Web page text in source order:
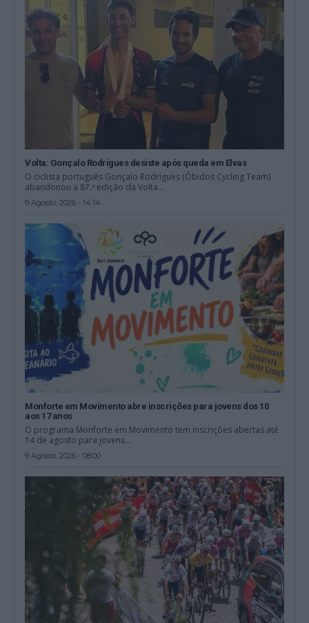
Volta: Gonçalo Rodrigues desiste após queda em Elvas
O ciclista português Gonçalo Rodrigues (Óbidos Cycling Team)
abandonou a 87.ª edição da Volta...
9 Agosto, 2026 - 14:14
Monforte em Movimento abre inscrições para jovens dos 10
aos 17 anos
O programa Monforte em Movimento tem inscrições abertas até
14 de agosto para jovens...
9 Agosto, 2026 - 08:00